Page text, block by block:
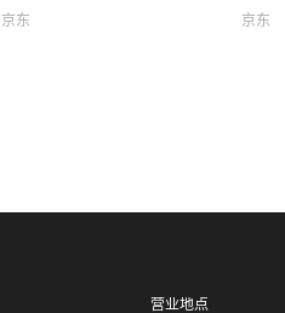
面板
京东 京东
营业地点